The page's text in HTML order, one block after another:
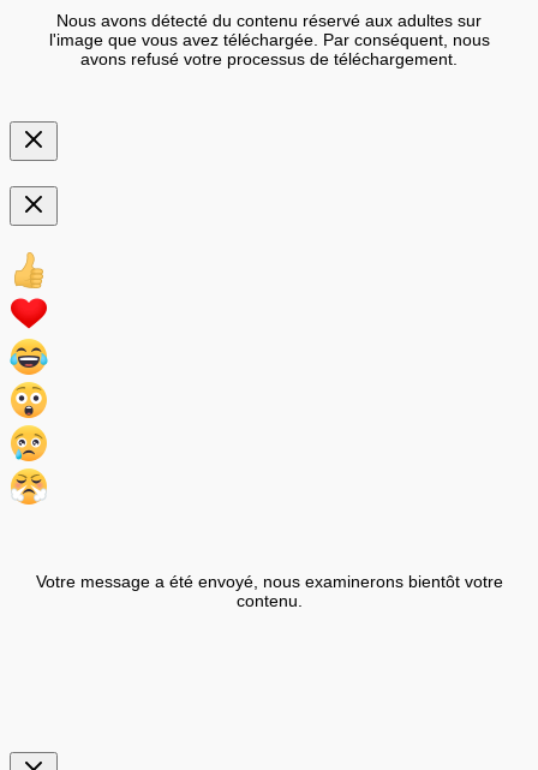
Nous avons détecté du contenu réservé aux adultes sur
l'image que vous avez téléchargée. Par conséquent, nous
avons refusé votre processus de téléchargement.
Votre message a été envoyé, nous examinerons bientôt votre
contenu.